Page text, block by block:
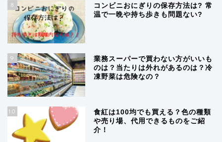
8
コンビニおにぎりの保存方法は? 常
温で一晩や持ち歩きも問題ない?
9
業務スーパーで買わない方がいいも
のは？当たりは外れがあるのは？冷
凍野菜は危険なの？
10
食紅は100均でも買える？色の種類
や売り場、代用できるものをご紹
介！